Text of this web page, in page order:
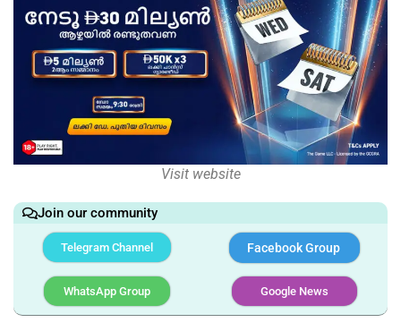
Visit website
Join our community
Telegram Channel Facebook Group
WhatsApp Group Google News